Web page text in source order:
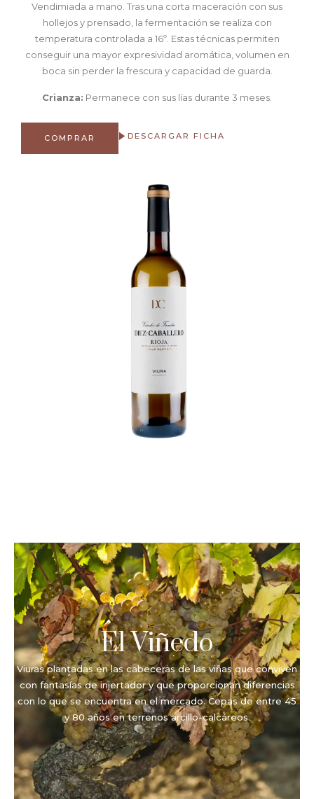
Vendimiada a mano. Tras una corta maceración con sus
hollejos y prensado, la fermentación se realiza con
temperatura controlada a 16º. Estas técnicas permiten
conseguir una mayor expresividad aromática, volumen en
boca sin perder la frescura y capacidad de guarda.
Crianza: Permanece con sus lías durante 3 meses.
COMPRAR DESCARGAR FICHA
El Viñedo
Viuras plantadas en las cabeceras de las viñas que conviven
con fantasías de injertador y que proporcionan diferencias
con lo que se encuentra en el mercado. Cepas de entre 45
y 80 años en terrenos arcillo-calcáreos.